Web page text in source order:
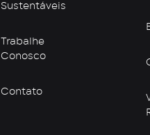
Sustentáveis
Trabalhe
Conosco
Contato